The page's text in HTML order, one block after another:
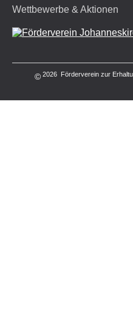
Wettbewerbe & Aktionen
© 2026 Förderverein zur